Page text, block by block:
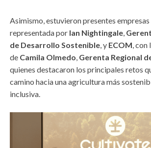
Asimismo, estuvieron presentes
representada por Ian Nightingale
de Desarrollo Sostenible , y ECOM ,
de Camila Olmedo Gerenta Regional
quienes destacaron los principales retos
camino hacia una agricultura más
inclusiva.